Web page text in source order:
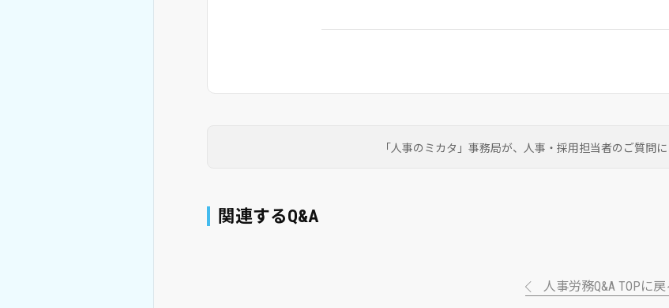
「人事のミカタ」事務局が、 人事・採用担当者のご質問に
関連するQ&A
人事労務Q&A TOPに戻